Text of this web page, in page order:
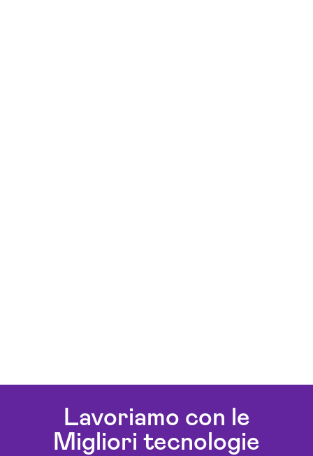
Lavoriamo con le
Migliori tecnologie